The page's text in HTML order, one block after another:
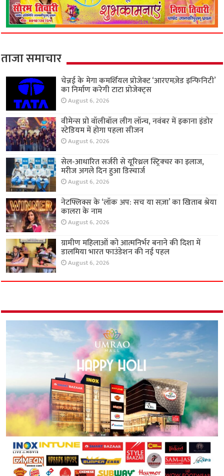
ताजा समाचार
चेन्नई के मेगा कमर्शियल प्रोजेक्ट ‘आरएमज़ेड इन्फिनिटी’
का निर्माण करेगी टाटा प्रोजेक्ट्स
August 6, 2026
वीमेन्स प्रो वॉलीबॉल लीग लॉन्च, नवंबर में इकाना इंडोर
स्टेडियम में होगा पहला सीजन
August 6, 2026
सेल-आधारित सर्जरी से यूरिथ्रल स्ट्रिक्चर का इलाज,
मरीज अगले दिन हुआ डिस्चार्ज
August 6, 2026
नेटफ्लिक्स के ‘लॉक अप: सच या सज़ा’ का खिताब श्रेया
कालरा के नाम
August 6, 2026
ग्रामीण महिलाओं को आत्मनिर्भर बनाने की दिशा में
डालमिया भारत फाउंडेशन की नई पहल
August 6, 2026